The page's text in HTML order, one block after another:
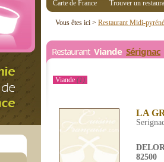
Carte de France Trouver un
Vous êtes ici > Restaurant Midi-
Restaurant Viande Sérignac
Viande (1)
LA
82500